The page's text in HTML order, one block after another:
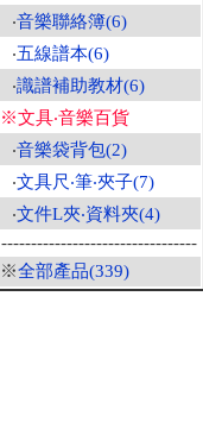
‧音樂聯絡簿(6)
‧五線譜本(6)
‧識譜補助教材(6)
※文具‧音樂百貨
‧音樂袋背包(2)
‧文具尺‧筆‧夾子(7)
‧文件L夾‧資料夾(4)
---------------------------------
※全部產品(339)